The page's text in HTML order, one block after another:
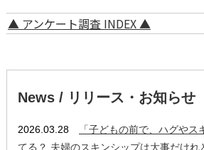
▲ アンケート調査 INDEX ▲